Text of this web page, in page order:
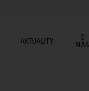
AKTUALITY
O
NÁS